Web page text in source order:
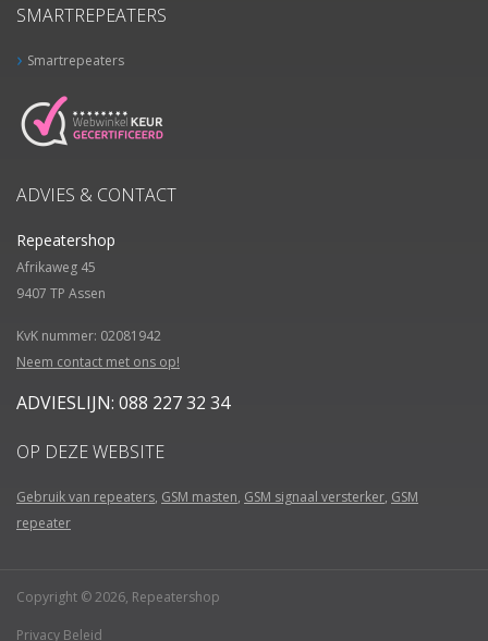
SMARTREPEATERS
Smartrepeaters
ADVIES & CONTACT
Repeatershop
Afrikaweg 45
9407 TP Assen
KvK nummer: 02081942
Neem contact met ons op!
ADVIESLIJN: 088 227 32 34
OP DEZE WEBSITE
Gebruik van repeaters, GSM masten, GSM signaal versterker, GSM
repeater
Copyright © 2026, Repeatershop
Privacy Beleid